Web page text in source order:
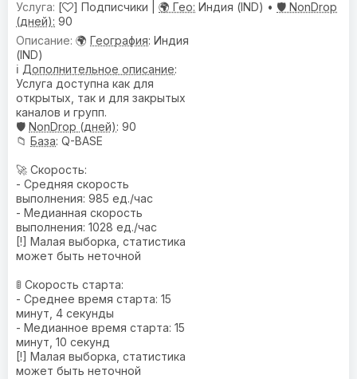
[
] Подписчики | 🌍 Гео: Индия (IND) • 🛡️ NonDrop
(дней): 90
🌍 География: Индия
(IND)
ℹ️ Дополнительное описание:
Услуга доступна как для
открытых, так и для закрытых
каналов и групп.
🛡️ NonDrop (дней): 90
📁 База: Q-BASE
🚀 Скорость:
- Средняя скорость
выполнения: 985 ед./час
- Медианная скорость
выполнения: 1028 ед./час
[!] Малая выборка, статистика
может быть неточной
🚦 Скорость старта:
- Среднее время старта: 15
минут, 4 секунды
- Медианное время старта: 15
минут, 10 секунд
[!] Малая выборка, статистика
может быть неточной